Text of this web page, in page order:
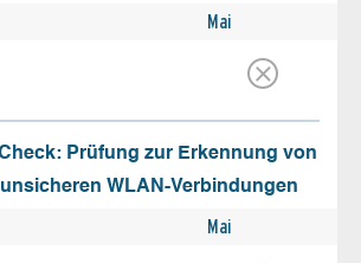
Mai
Prüfung zur Erkennung von
WLAN-Verbindungen
Mai